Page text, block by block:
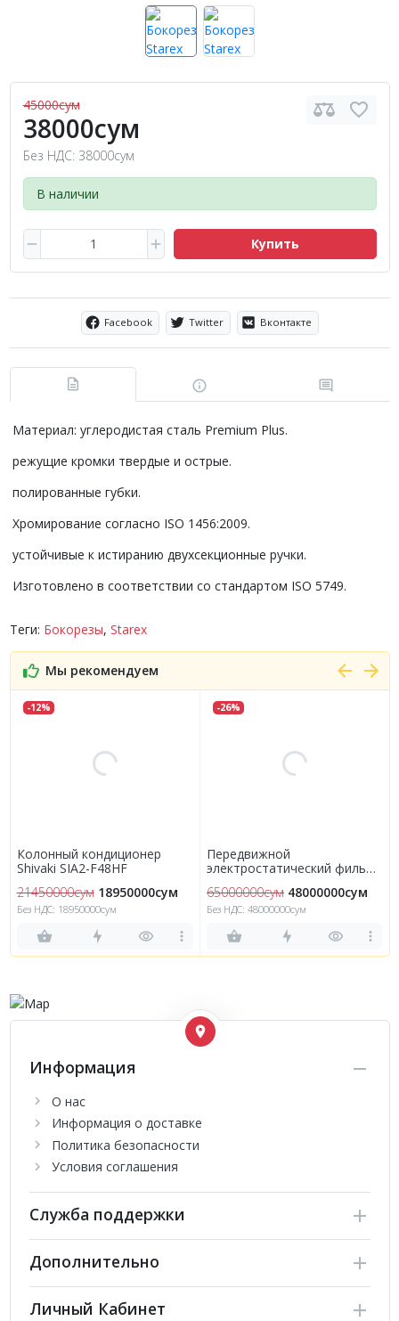
45000сум
38000сум
Без НДС: 38000сум
В наличии
Купить
Facebook Twitter Вконтакте
Материал: углеродистая сталь Premium Plus.
режущие кромки твердые и острые.
полированные губки.
Хромирование согласно ISO 1456:2009.
устойчивые к истиранию двухсекционные ручки.
Изготовлено в соответствии со стандартом ISO 5749.
Теги: Бокорезы, Starex
Мы рекомендуем
-12%
Колонный кондиционер
Shivaki SIA2-F48HF
21450000сум 18950000сум
Без НДС: 18950000сум
-26%
Передвижной
электростатический фильтр
65000000сум 48000000сум
Без НДС: 48000000сум
Информация
О нас
Информация о доставке
Политика безопасности
Условия соглашения
Служба поддержки
Дополнительно
Личный Кабинет